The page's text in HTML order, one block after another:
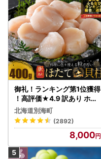
御礼！ランキング第1位獲得
！高評価★4.9 訳あり ホタ
テ 400g（ほたて 帆立 貝柱
冷凍 ）
北海道別海町
(2892)
8,000